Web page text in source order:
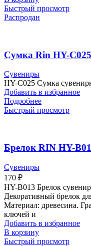
Быстрый просмотр
Распродан
Сумка Rin HY-
Сувениры
HY-C025 Сумка
Добавить в избранное
Подробнее
Быстрый просмотр
Брелок RIN HY-
Сувениры
170 ₽
HY-B013 Брелок
Декоративный брелок
Материал: древесина.
ключей и
Добавить в избранное
В корзину
Быстрый просмотр